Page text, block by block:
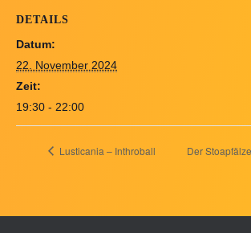
DETAILS
Datum:
22. November 2024
Zeit:
19:30 - 22:00
Lusticania – Inthroball Der